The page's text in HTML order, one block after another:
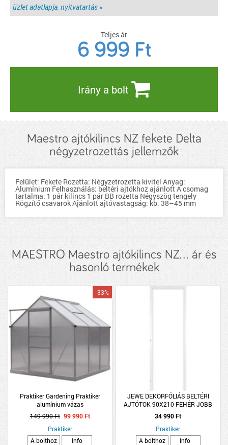
üzlet adatlapja, nyitvatartás »
Teljes ár
6 999 Ft
Irány a bolt
Maestro ajtókilincs NZ fekete Delta
négyzetrozettás jellemzők
Felület: Fekete Rozetta: Négyzetrozetta kivitel Anyag:
Alumínium Felhasználás: beltéri ajtókhoz ajánlott A csomag
tartalma: 1 pár kilincs 1 pár BB rozetta Négyszög tengely
Rögzítő csavarok Ajánlott ajtóvastagság: kb. 38–45 mm
MAESTRO Maestro ajtókilincs NZ... ár és
hasonló termékek
Praktiker Gardening Praktiker
alumínium vázas
124/195x190x190cm melegház
-33%
149 990 Ft 99 990 Ft
Praktiker
A bolthoz
Info
JEWE DEKORFÓLIÁS BELTÉRI
AJTÓTOK 90X210 FEHÉR JOBB
BLOKK TOK
34 990 Ft
Praktiker
A bolthoz
Info